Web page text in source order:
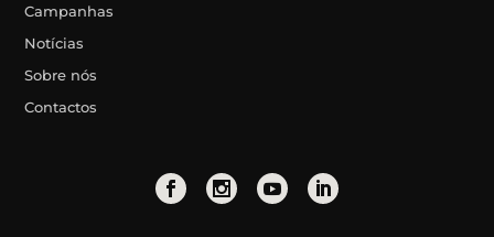
Campanhas
Notícias
Sobre nós
Contactos